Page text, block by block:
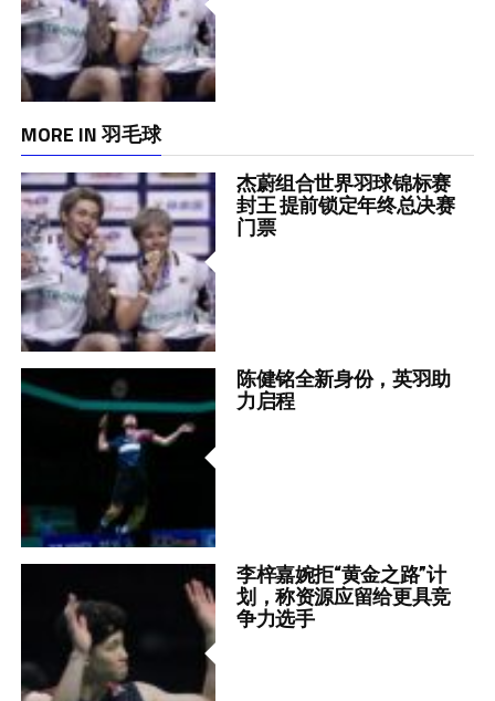
MORE IN 羽毛球
杰蔚组合世界羽球锦标赛
封王 提前锁定年终总决赛
门票
陈健铭全新身份，英羽助
力启程
李梓嘉婉拒“黄金之路”计
划，称资源应留给更具竞
争力选手